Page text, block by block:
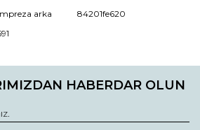
Gönder
arka
84201fe620
HABERDAR OLUN